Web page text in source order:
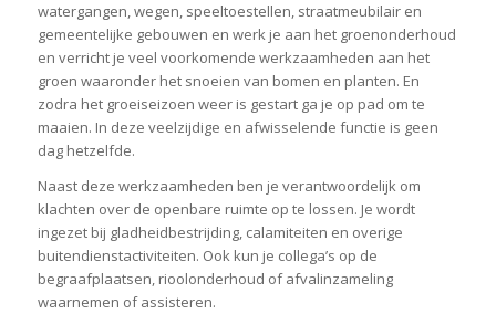
watergangen, wegen, speeltoestellen, straatmeubilair en
gemeentelijke gebouwen en werk je aan het groenonderhoud
en verricht je veel voorkomende werkzaamheden aan het
groen waaronder het snoeien van bomen en planten. En
zodra het groeiseizoen weer is gestart ga je op pad om te
maaien. In deze veelzijdige en afwisselende functie is geen
dag hetzelfde.
Naast deze werkzaamheden ben je verantwoordelijk om
klachten over de openbare ruimte op te lossen. Je wordt
ingezet bij gladheidbestrijding, calamiteiten en overige
buitendienstactiviteiten. Ook kun je collega’s op de
begraafplaatsen, rioolonderhoud of afvalinzameling
waarnemen of assisteren.